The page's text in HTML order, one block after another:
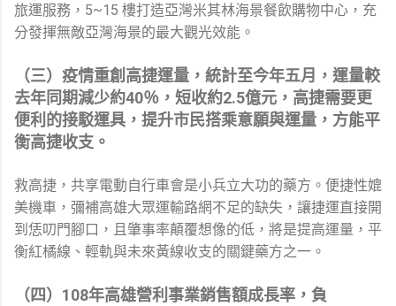
旅運服務，5~15 樓打造亞灣米其林海景餐飲購物中心，充
分發揮無敵亞灣海景的最大觀光效能。
（三）疫情重創高捷運量，統計至今年五月，運量較
去年同期減少約40％，短收約2.5億元，高捷需要更
便利的接駁運具，提升市民搭乘意願與運量，方能平
衡高捷收支。
救高捷，共享電動自行車會是小兵立大功的藥方。便捷性媲
美機車，彌補高雄大眾運輸路網不足的缺失，讓捷運直接開
到恁叨門腳口，且肇事率顛覆想像的低，將是提高運量，平
衡紅橘線、輕軌與未來黃線收支的關鍵藥方之一。
（四）108年高雄營利事業銷售額成長率，負